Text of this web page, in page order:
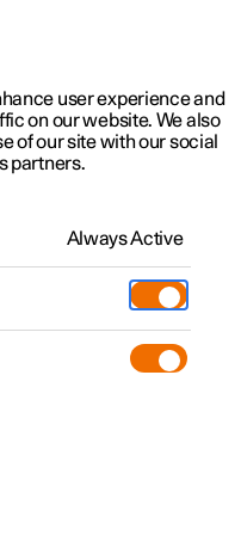
user experience and
on our website. We also
of our site with our social
partners.
Always Active